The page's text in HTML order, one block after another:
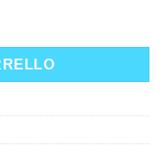
quantità